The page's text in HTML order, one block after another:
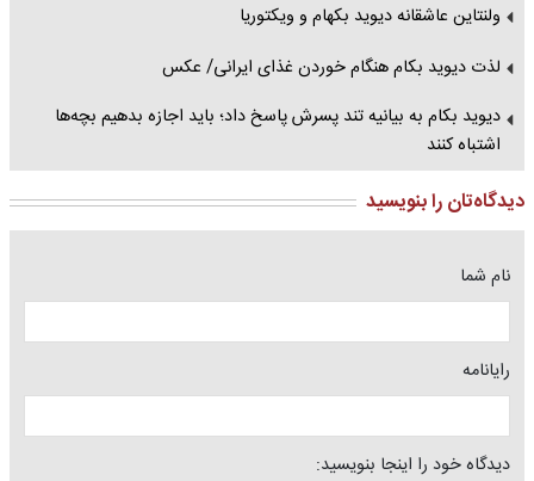
ولنتاین عاشقانه دیوید بکهام و ویکتوریا
لذت دیوید بکام هنگام خوردن غذای ایرانی/ عکس
دیوید بکام به بیانیه تند پسرش پاسخ داد؛ باید اجازه بدهیم بچه‌ها
اشتباه‌ کنند
دیدگاه‌تان را بنویسید
نام شما
رایانامه
دیدگاه خود را اینجا بنویسید: